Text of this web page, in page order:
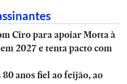
Ciro para apoiar Motta à
2027 e tenta pacto com
anos fiel ao feijão, ao